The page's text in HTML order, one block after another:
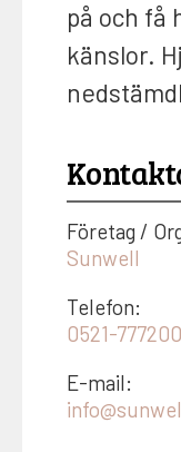
på och få
känslor.
Företag /
Sunwell
Telefon:
0521-777200
E-mail: